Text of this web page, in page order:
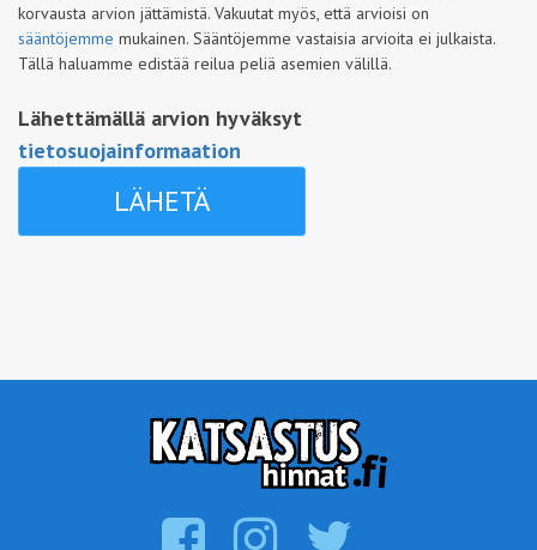
korvausta arvion jättämistä. Vakuutat myös, että arvioisi on
sääntöjemme mukainen. Sääntöjemme vastaisia arvioita ei julkaista.
Tällä haluamme edistää reilua peliä asemien välillä.
Lähettämällä arvion hyväksyt
tietosuojainformaation